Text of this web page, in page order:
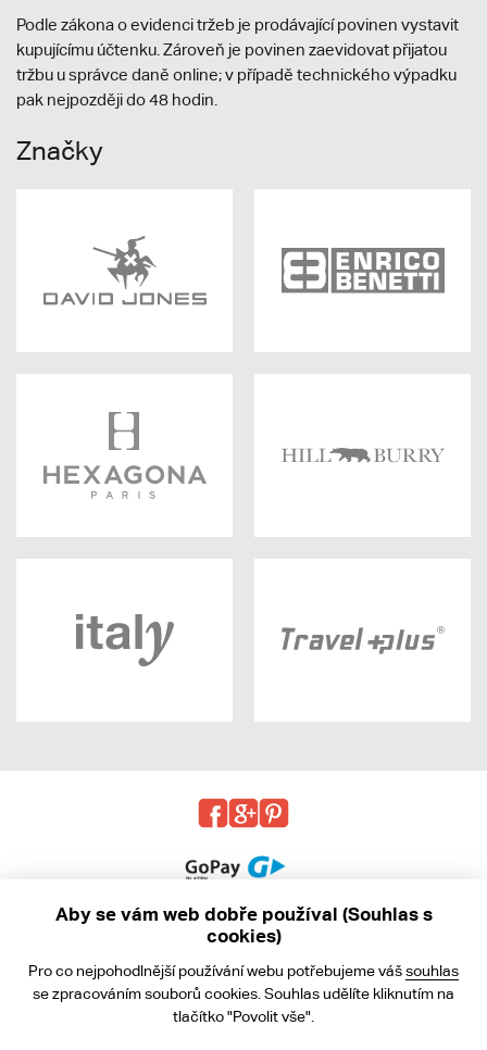
Podle zákona o evidenci tržeb je prodávající povinen vystavit
kupujícímu účtenku. Zároveň je povinen zaevidovat přijatou
tržbu u správce daně online; v případě technického výpadku
pak nejpozději do 48 hodin.
Značky
Obchodní podmínky
Ochrana osobních údajů
Aby se vám web dobře používal (Souhlas s
cookies)
Pro co nejpohodlnější používání webu potřebujeme vášsouhlas
se zpracováním souborů cookies. Souhlas udělíte kliknutím na
tlačítko "Povolit vše".